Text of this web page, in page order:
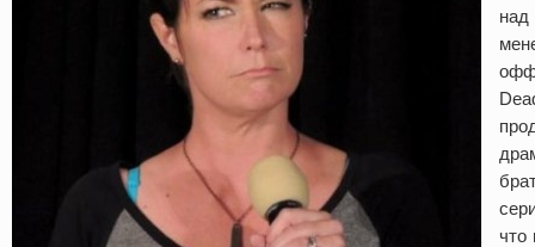
над
что